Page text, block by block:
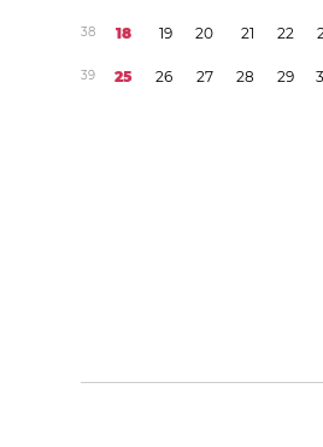
38 18 19 20 21 22
39 25 26 27 28 29 3